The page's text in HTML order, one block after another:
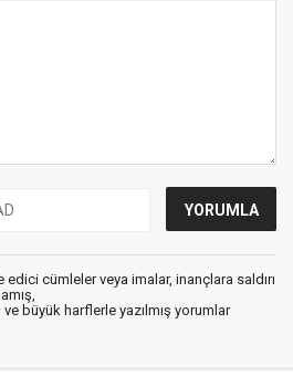
cümleler veya imalar, inançlara saldırı
büyük harflerle yazılmış yorumlar